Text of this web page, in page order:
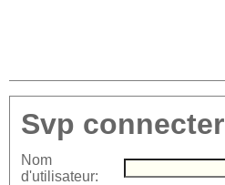
Svp connecter
Nom
d'utilisateur: